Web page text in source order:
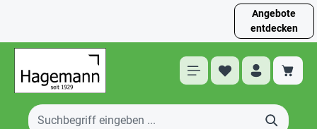
Angebote
entdecken